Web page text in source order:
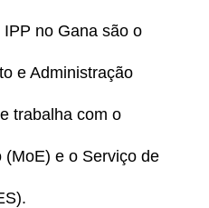
no Gana são o
e Administração
trabalha com o
(MoE) e o Serviço de